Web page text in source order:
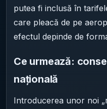
putea fi inclusă în
care pleacă de pe
efectul depinde de
Ce urmează:
națională
Introducerea unor noi